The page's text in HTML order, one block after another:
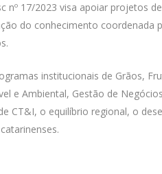
nº 17/2023 visa apoiar projetos
do conhecimento coordenada
institucionais de Grãos,
e Ambiental, Gestão de
CT&I, o equilíbrio regional, o